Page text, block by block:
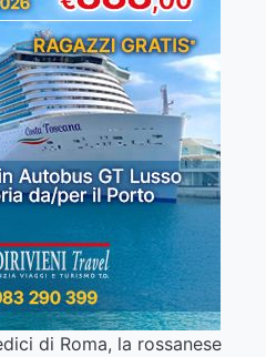
di Roma, la rossanese